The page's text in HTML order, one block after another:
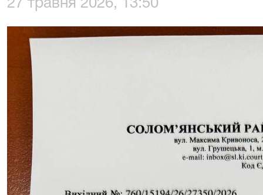
27 травня 2026, 13:50